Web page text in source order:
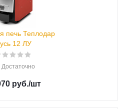
печь Теплодар
12 ЛУ
Достаточно
руб./шт